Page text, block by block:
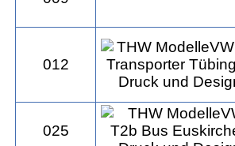
012
025